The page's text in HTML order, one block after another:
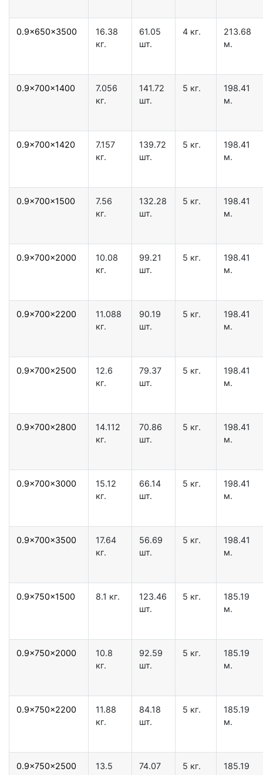
0.9x650x3500
16.38
кг.
61.05
шт.
4 кг.
213.68
м.
0.9x700x1400
7.056
кг.
141.72
шт.
5 кг.
198.41
м.
0.9x700x1420
7.157
кг.
139.72
шт.
5 кг.
198.41
м.
0.9x700x1500
7.56
кг.
132.28
шт.
5 кг.
198.41
м.
0.9x700x2000
10.08
кг.
99.21
шт.
5 кг.
198.41
м.
0.9x700x2200
11.088
кг.
90.19
шт.
5 кг.
198.41
м.
0.9x700x2500
12.6
кг.
79.37
шт.
5 кг.
198.41
м.
0.9x700x2800
14.112
кг.
70.86
шт.
5 кг.
198.41
м.
0.9x700x3000
15.12
кг.
66.14
шт.
5 кг.
198.41
м.
0.9x700x3500
17.64
кг.
56.69
шт.
5 кг.
198.41
м.
0.9x750x1500 8.1 кг.
123.46
шт.
5 кг.
185.19
м.
0.9x750x2000
10.8
кг.
92.59
шт.
5 кг.
185.19
м.
0.9x750x2200
11.88
кг.
84.18
шт.
5 кг.
185.19
м.
0.9x750x2500
13.5
74.07
5 кг.
185.19